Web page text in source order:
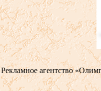
Рекламное агентство